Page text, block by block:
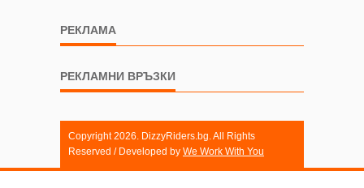
РЕКЛАМА
РЕКЛАМНИ ВРЪЗКИ
Copyright 2026. DizzyRiders.bg. All Rights
Reserved / Developed by We Work With You